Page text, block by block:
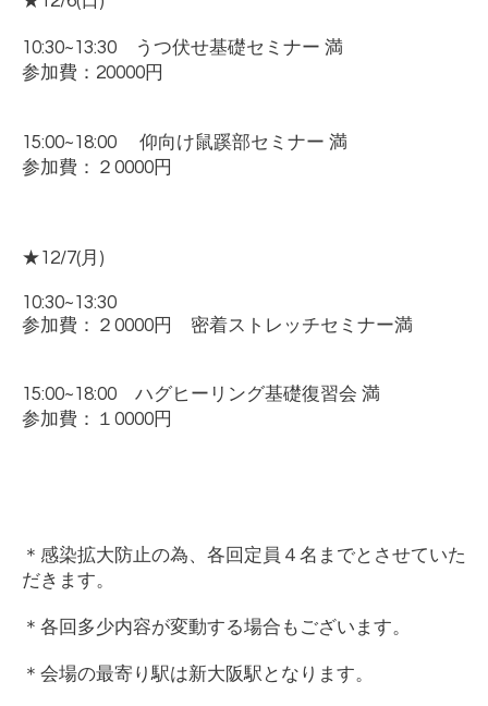
10:30~13:30 うつ伏せ基礎セミナー 満
参加費： 20000円
15:00~18:00
仰向け鼠蹊部セミナー 満
参加費：２ 0000円
★12/7(月 )
10:30~13:30
参加費：２ 0000円 密着ストレッチセミナー満
15:00~18:00 ハグヒーリング基礎復習会 満
参加費：１ 0000円
＊感染拡大防止の為、各回定員４名までとさせていた
だきます。
＊各回多少内容が変動する場合もございます。
＊会場の最寄り駅は新大阪駅となります。